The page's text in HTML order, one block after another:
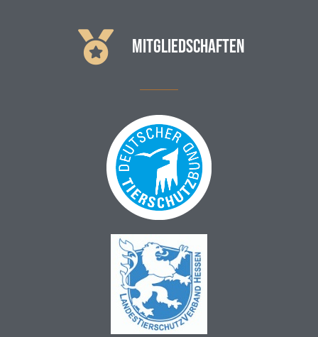
MITGLIEDSCHAFTEN